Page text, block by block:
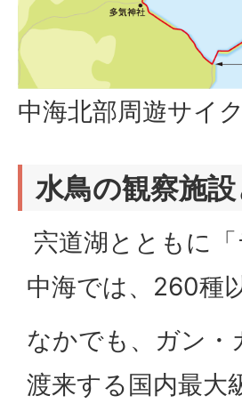
中海北部周遊サイ
水鳥の観察施
宍道湖とともに
中海では、260種
なかでも、ガン
渡来する国内最大